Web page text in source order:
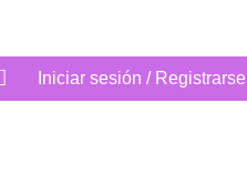
Iniciar sesión / Registrarse